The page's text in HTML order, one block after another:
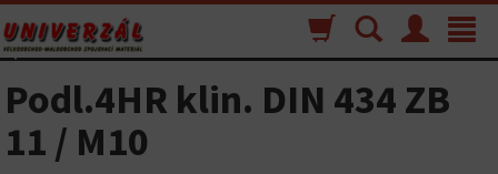
Toggle
Menu
Vyhľadávanie
Nákupný
košík
Podl.4HR klin. DIN 434 ZB
11 / M10